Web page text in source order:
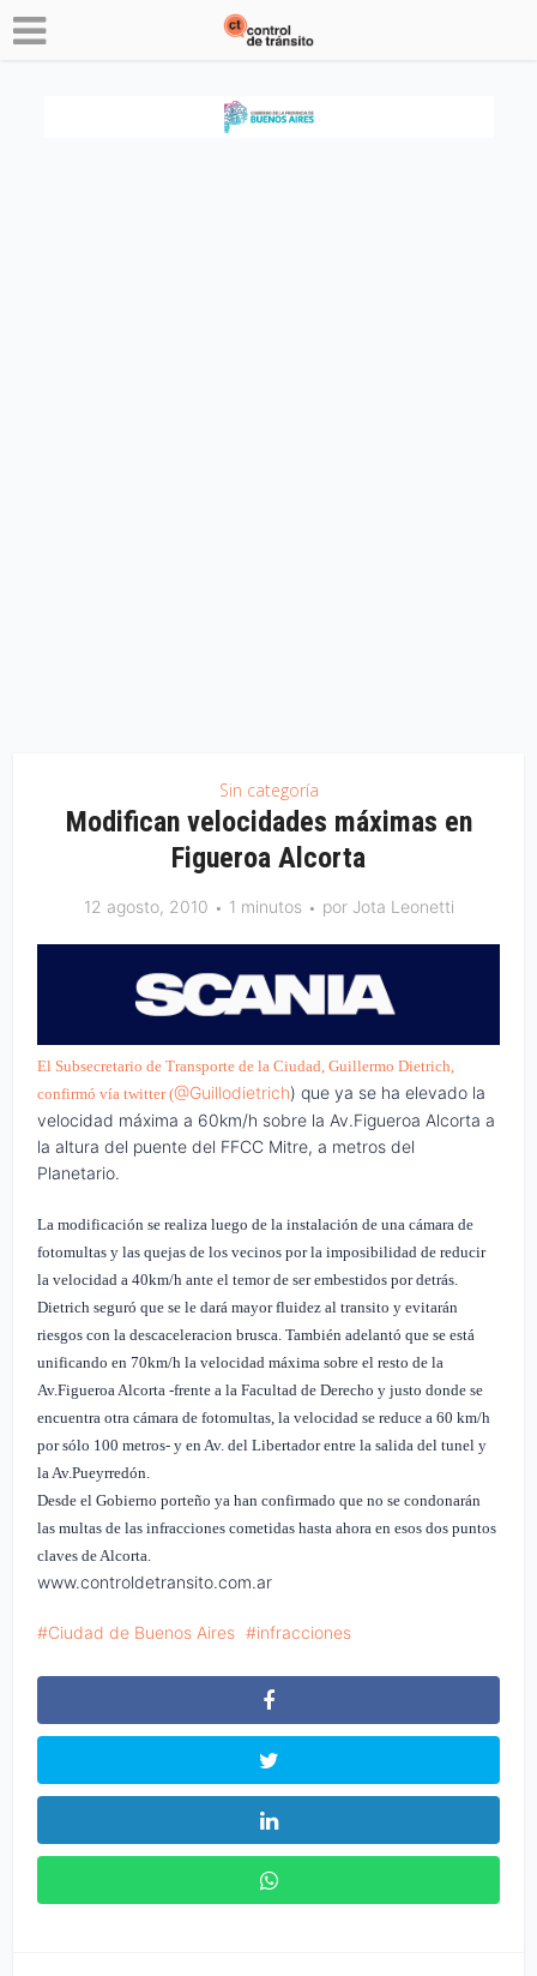
Sin categoría
Modifican velocidades máximas en
Figueroa Alcorta
12 agosto, 2010 1 minutos por Jota Leonetti
El Subsecretario de Transporte de la Ciudad, Guillermo Dietrich,
confirmó vía twitter (@Guillodietrich) que ya se ha elevado la
velocidad máxima a 60km/h sobre la Av.Figueroa Alcorta a
la altura del puente del FFCC Mitre, a metros del
Planetario.
La modificación se realiza luego de la instalación de una cámara de
fotomultas y las quejas de los vecinos por la imposibilidad de reducir
la velocidad a 40km/h ante el temor de ser embestidos por detrás.
Dietrich seguró que se le dará mayor fluidez al transito y evitarán
riesgos con la descaceleracion brusca. También adelantó que se está
unificando en 70km/h la velocidad máxima sobre el resto de la
Av.Figueroa Alcorta -frente a la Facultad de Derecho y justo donde se
encuentra otra cámara de fotomultas, la velocidad se reduce a 60 km/h
por sólo 100 metros- y en Av. del Libertador entre la salida del tunel y
la Av.Pueyrredón.
Desde el Gobierno porteño ya han confirmado que no se condonarán
las multas de las infracciones cometidas hasta ahora en esos dos puntos
claves de Alcorta.
www.controldetransito.com.ar
Ciudad de Buenos Aires infracciones